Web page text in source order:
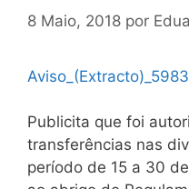
8 Maio, 2018 por
Publicita que foi
transferências nas
período de 15 a 30